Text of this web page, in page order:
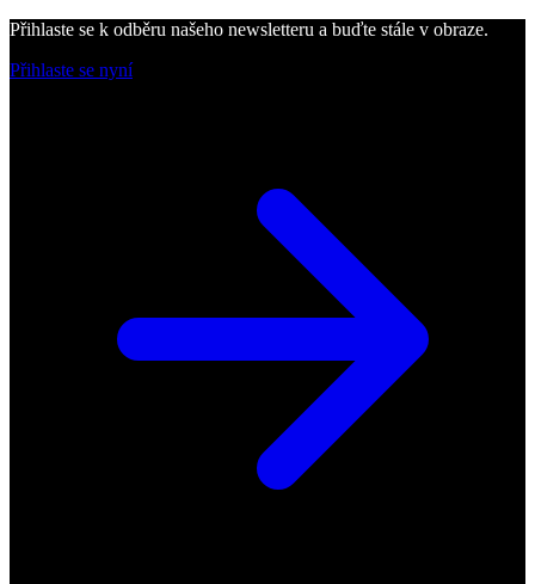
Přihlaste se k odběru našeho newsletteru a buďte stále v obraze.
Přihlaste se nyní